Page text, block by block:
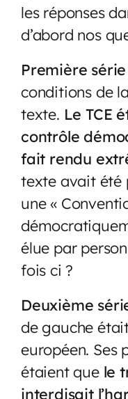
les réponses
d’abord nos
Première série
conditions de
texte. Le TCE
contrôle
fait rendu
texte avait été
une «
élue par
fois ci ?
Deuxième
de gauche
européen. Ses
étaient que le
interdisait